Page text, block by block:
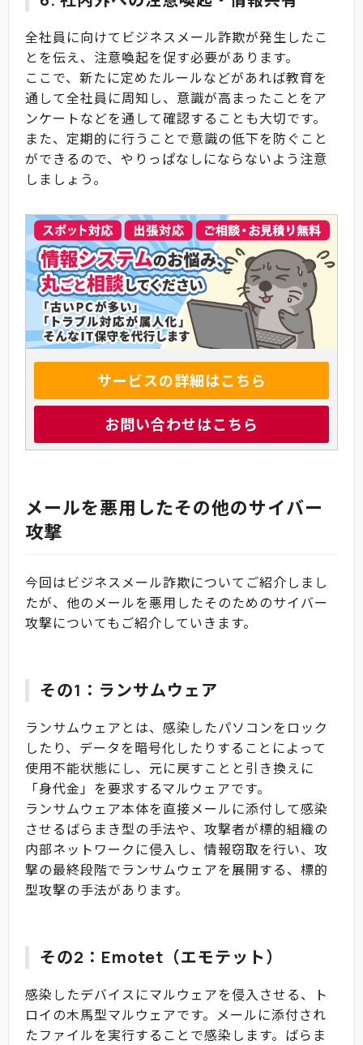
全社員に向けてビジネスメール詐欺が発生したこ
とを伝え、注意喚起を促す必要があります。
ここで、新たに定めたルールなどがあれば教育を
通して全社員に周知し、意識が高まったことをア
ンケートなどを通して確認することも大切です。
また、定期的に行うことで意識の低下を防ぐこと
ができるので、やりっぱなしにならないよう注意
しましょう。
サービスの詳細はこちら
お問い合わせはこちら
メールを悪用したその他のサイバー
攻撃
今回はビジネスメール詐欺についてご紹介しまし
たが、他のメールを悪用したそのためのサイバー
攻撃についてもご紹介していきます。
その1：ランサムウェア
ランサムウェアとは、感染したパソコンをロック
したり、データを暗号化したりすることによって
使用不能状態にし、元に戻すことと引き換えに
「身代金」を要求するマルウェアです。
ランサムウェア本体を直接メールに添付して感染
させるばらまき型の手法や、攻撃者が標的組織の
内部ネットワークに侵入し、情報窃取を行い、攻
撃の最終段階でランサムウェアを展開する、標的
型攻撃の手法があります。
その2：Emotet（エモテット）
感染したデバイスにマルウェアを侵入させる、ト
ロイの木馬型マルウェアです。メールに添付され
たファイルを実行することで感染します。ばらま